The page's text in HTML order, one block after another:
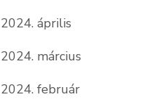
2024. április
2024. március
2024. február